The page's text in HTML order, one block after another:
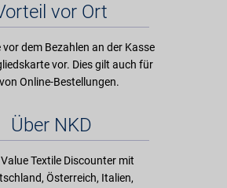
vor Ort
vor dem Bezahlen an der Kasse
vor. Dies gilt auch für
Online-Bestellungen.
Über NKD
Textile Discounter mit
Österreich, Italien,